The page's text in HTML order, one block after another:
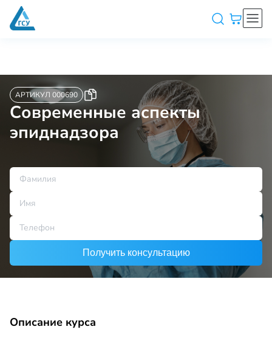
АРТИКУЛ 000690
Современные аспекты
эпиднадзора
Получить консультацию
Описание курса